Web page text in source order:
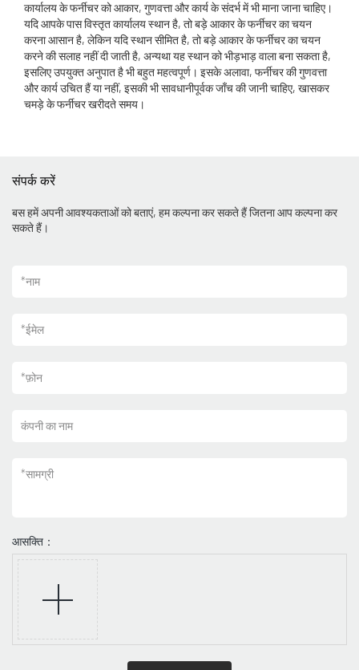
कार्यालय के फर्नीचर को आकार, गुणवत्ता और कार्य के संदर्भ में भी माना जाना चाहिए।
यदि आपके पास विस्तृत कार्यालय स्थान है, तो बड़े आकार के फर्नीचर का चयन
करना आसान है, लेकिन यदि स्थान सीमित है, तो बड़े आकार के फर्नीचर का चयन
करने की सलाह नहीं दी जाती है, अन्यथा यह स्थान को भीड़भाड़ वाला बना सकता है,
इसलिए उपयुक्त अनुपात है भी बहुत महत्वपूर्ण। इसके अलावा, फर्नीचर की गुणवत्ता
और कार्य उचित हैं या नहीं, इसकी भी सावधानीपूर्वक जाँच की जानी चाहिए, खासकर
चमड़े के फर्नीचर खरीदते समय।
संपर्क करें
बस हमें अपनी आवश्यकताओं को बताएं, हम कल्पना कर सकते हैं जितना आप कल्पना कर
सकते हैं।
*नाम
*ईमेल
*फ़ोन
कंपनी का नाम
*सामग्री
आसक्ति：